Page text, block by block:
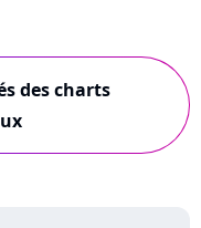
des charts